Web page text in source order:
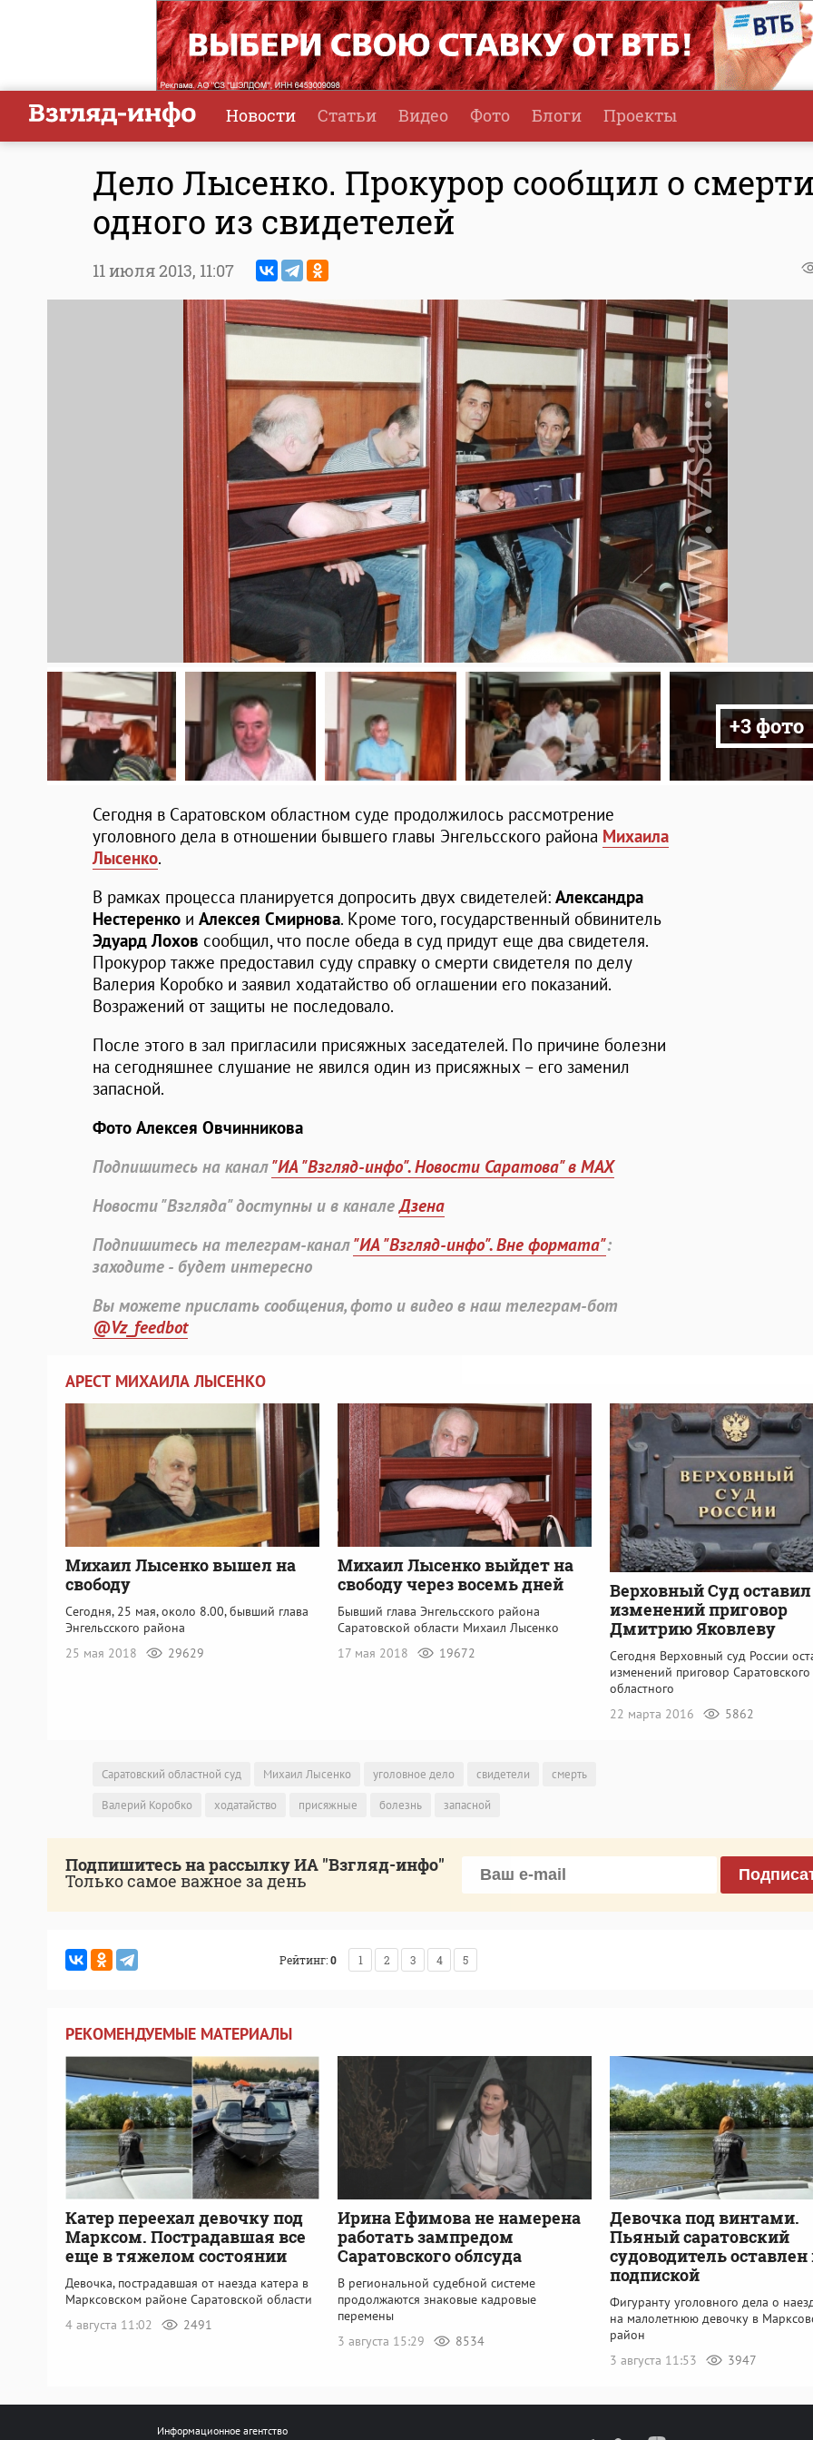
Новости Статьи Видео Фото Блоги Проекты
Дело Лысенко. Прокурор сообщил о
одного из свидетелей
11 июля 2013, 11:07
+3 фото
Сегодня в Саратовском областном суде продолжилось рассмотрение
уголовного дела в отношении бывшего главы Энгельсского района Михаила
Лысенко.
В рамках процесса планируется допросить двух свидетелей: Александра
Нестеренко и Алексея Смирнова. Кроме того, государственный обвинитель
Эдуард Лохов сообщил, что после обеда в суд придут еще два свидетеля.
Прокурор также предоставил суду справку о смерти свидетеля по делу
Валерия Коробко и заявил ходатайство об оглашении его показаний.
Возражений от защиты не последовало.
После этого в зал пригласили присяжных заседателей. По причине болезни
на сегодняшнее слушание не явился один из присяжных – его заменил
запасной.
Фото Алексея Овчинникова
Подпишитесь на канал"ИА "Взгляд-инфо". Новости Саратова" в MAX
Новости "Взгляда" доступны и в каналеДзена
Подпишитесь на телеграм-канал"ИА "Взгляд-инфо". Вне формата":
заходите - будет интересно
Вы можете прислать сообщения, фото и видео в наш телеграм-бот
@Vz_feedbot
АРЕСТ МИХАИЛА ЛЫСЕНКО
Михаил Лысенко вышел на
свободу
Сегодня, 25 мая, около 8.00, бывший глава
Энгельсского района
25 мая 2018
29629
Михаил Лысенко выйдет на
свободу через восемь дней
Бывший глава Энгельсского района
Саратовской области Михаил Лысенко
17 мая 2018
19672
Верховный Суд оставил
изменений приговор
Дмитрию Яковлеву
Сегодня Верховный суд России
изменений приговор Саратовского
областного
22 марта 2016
5862
Саратовский областной суд Михаил Лысенко уголовное дело свидетели
смерть
Валерий Коробко
ходатайство присяжные болезнь запасной
Подпишитесь на рассылку ИА "Взгляд-инфо"
Только самое важное за день
Рейтинг:0 1 2 3 4 5
РЕКОМЕНДУЕМЫЕ МАТЕРИАЛЫ
Катер переехал девочку под
Марксом. Пострадавшая все
еще в тяжелом состоянии
Девочка, пострадавшая от наезда катера в
Марксовском районе Саратовской области
4 августа 11:02
2491
Ирина Ефимова не намерена
работать зампредом
Саратовского облсуда
В региональной судебной системе
продолжаются знаковые кадровые
перемены
3 августа 15:29
8534
Девочка под винтами.
Пьяный саратовский
судоводитель оставлен
подпиской
Фигуранту уголовного дела о
на малолетнюю девочку в
район
3 августа 11:53
3947
Информационное агентство